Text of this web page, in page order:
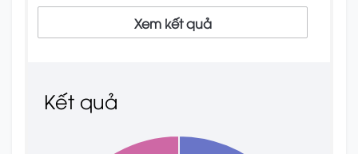
Xem kết quả
Kết quả